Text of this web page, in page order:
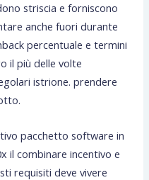
striscia e forniscono
anche fuori durante
percentuale e termini
il più delle volte
istrione. prendere
pacchetto software in
il combinare incentivo e
requisiti deve vivere